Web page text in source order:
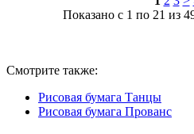
Показано с 1 по 21 из
Смотрите также:
Рисовая бумага Танцы
Рисовая бумага Прованс